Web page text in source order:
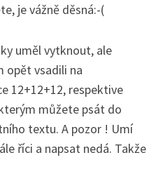
je vážně děsná:-(
uměl vytknout, ale
opět vsadili na
12+12+12, respektive
můžete psát do
textu. A pozor ! Umí
říci a napsat nedá. Takže